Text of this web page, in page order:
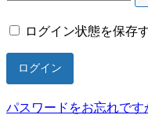
ログイン状態を保存
パスワードをお忘れです